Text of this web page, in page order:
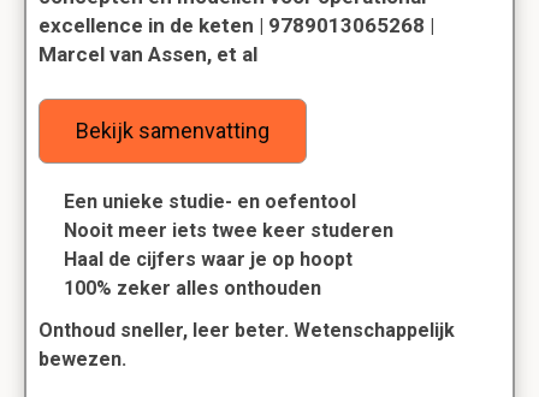
excellence in de keten | 9789013065268 |
Marcel van Assen, et al
Bekijk samenvatting
Een unieke studie- en oefentool
Nooit meer iets twee keer studeren
Haal de cijfers waar je op hoopt
100% zeker alles onthouden
Onthoud sneller, leer beter. Wetenschappelijk
bewezen.